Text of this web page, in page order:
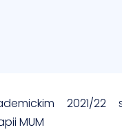
2021/22
MUM